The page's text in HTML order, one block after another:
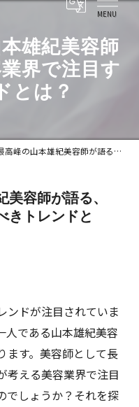
雄紀美容師
界で注目す
とは？
雄紀美容師が語る、今、美容業界で注目すべきトレンドとは？
容師が語る、
きトレンドと
ンドが注目されていま
人である山本雄紀美容
ます。美容師として長
考える美容業界で注目
でしょうか？それを探